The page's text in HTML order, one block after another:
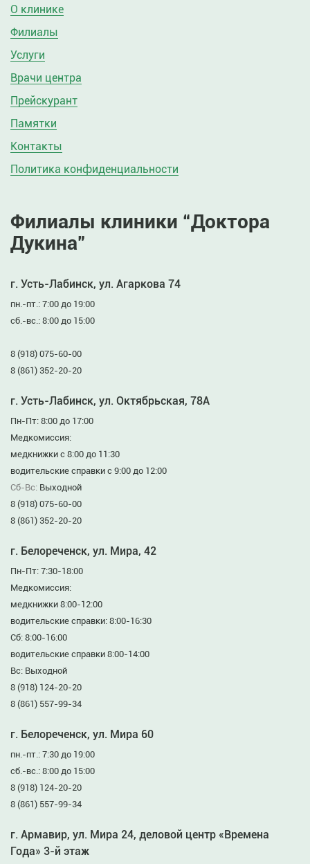
О клинике
Филиалы
Услуги
Врачи центра
Прейскурант
Памятки
Контакты
Политика конфиденциальности
Филиалы клиники “Доктора
Дукина”
г. Усть-Лабинск, ул. Агаркова 74
пн.-пт.: 7:00 до 19:00
сб.-вс.: 8:00 до 15:00
8 (918) 075-60-00
8 (861) 352-20-20
г. Усть-Лабинск, ул. Октябрьская, 78А
Пн-Пт: 8:00 до 17:00
Медкомиссия:
медкнижки с 8:00 до 11:30
водительские справки с 9:00 до 12:00
Сб-Вс: Выходной
8 (918) 075-60-00
8 (861) 352-20-20
г. Белореченск, ул. Мира, 42
Пн-Пт: 7:30-18:00
Медкомиссия:
медкнижки 8:00-12:00
водительские справки: 8:00-16:30
Сб: 8:00-16:00
водительские справки 8:00-14:00
Вс: Выходной
8 (918) 124-20-20
8 (861) 557-99-34
г. Белореченск, ул. Мира 60
пн.-пт.: 7:30 до 19:00
сб.-вс.: 8:00 до 15:00
8 (918) 124-20-20
8 (861) 557-99-34
г. Армавир, ул. Мира 24, деловой центр «Времена
Года» 3-й этаж